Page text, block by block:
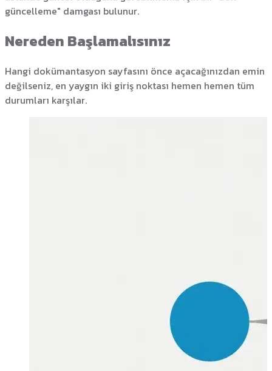
güncelleme" damgası bulunur.
Nereden Başlamalısınız
Hangi dokümantasyon sayfasını önce açacağınızdan emin
değilseniz, en yaygın iki giriş noktası hemen hemen tüm
durumları karşılar.